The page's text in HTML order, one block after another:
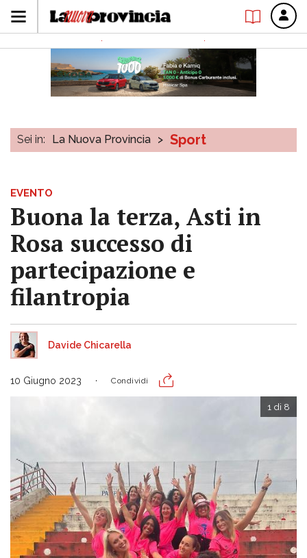
Sei in: La Nuova Provincia > Sport
EVENTO
Buona la terza, Asti in
Rosa successo di
partecipazione e
filantropia
Davide Chicarella
10 Giugno 2023 Condividi
1 di 8